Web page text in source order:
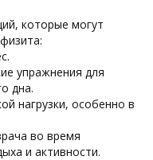
которые могут
упражнения для
дна.
нагрузки, особенно в
во время
и активности.